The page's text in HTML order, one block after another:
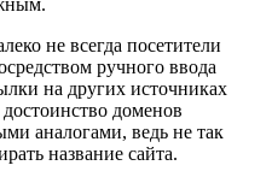
не всегда посетители
ручного ввода
на других источниках
доменов
аналогами, ведь не так
название сайта.